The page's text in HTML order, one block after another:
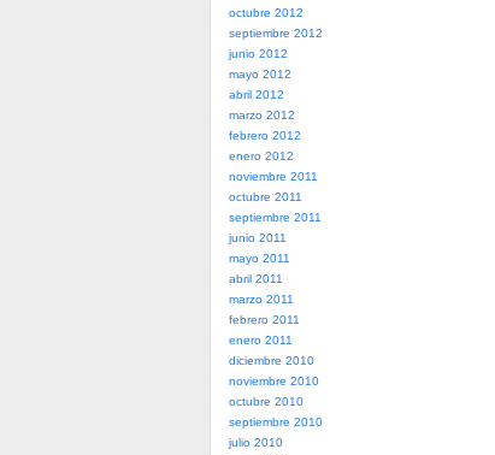
octubre 2012
septiembre 2012
junio 2012
mayo 2012
abril 2012
marzo 2012
febrero 2012
enero 2012
noviembre 2011
octubre 2011
septiembre 2011
junio 2011
mayo 2011
abril 2011
marzo 2011
febrero 2011
enero 2011
diciembre 2010
noviembre 2010
octubre 2010
septiembre 2010
julio 2010